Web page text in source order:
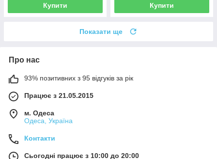
Купити Купити
Показати ще
Про нас
93% позитивних з 95 відгуків за рік
Працює з 21.05.2015
м. Одеса
Одеса, Україна
Контакти
Сьогодні працює з 10:00 до 20:00